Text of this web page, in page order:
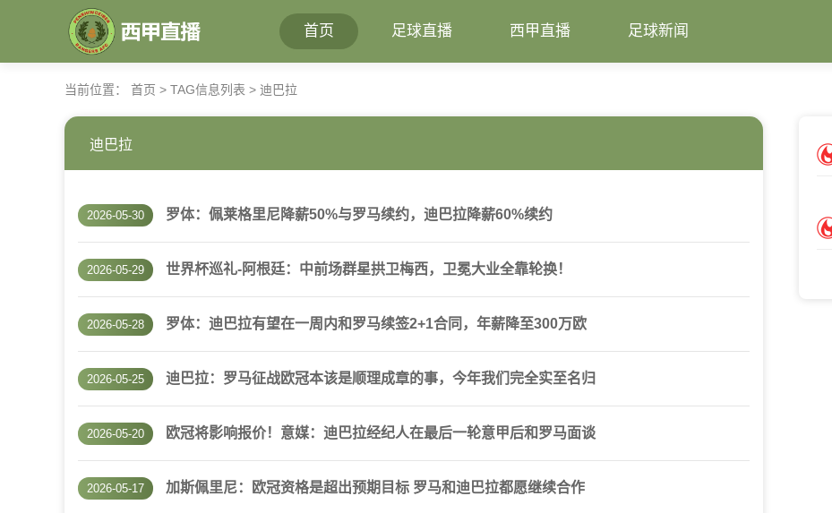
首页 足球直播 西甲直播 足球新闻
当前位置： 首页 > TAG信息列表 > 迪巴拉
迪巴拉
2026-05-30 罗体：佩莱格里尼降薪50%与罗马续约，迪巴拉降薪60%续约
2026-05-29 世界杯巡礼-阿根廷：中前场群星拱卫梅西，卫冕大业全靠轮换！
2026-05-28 罗体：迪巴拉有望在一周内和罗马续签2+1合同，年薪降至300万欧
2026-05-25 迪巴拉：罗马征战欧冠本该是顺理成章的事，今年我们完全实至名归
2026-05-20 欧冠将影响报价！意媒：迪巴拉经纪人在最后一轮意甲后和罗马面谈
2026-05-17 加斯佩里尼：欧冠资格是超出预期目标 罗马和迪巴拉都愿继续合作